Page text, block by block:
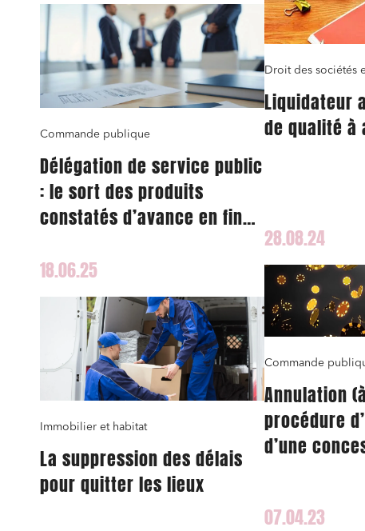
Commande publique
Délégation de service public
: le sort des produits
constatés d’avance en fin
Droit des sociétés
Liquidateur
de qualité à
18.06.25
Immobilier et habitat
La suppression des délais
pour quitter les lieux
28.08.24
Commande
Annulation
procédure
d’une
07.04.23
Media et
Mobilité
Droit du
Services